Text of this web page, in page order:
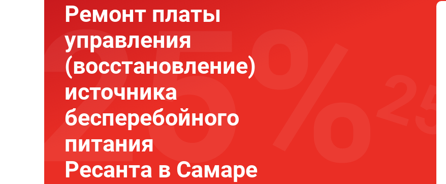
Ремонт платы
управления
(восстановление)
источника
бесперебойного
питания
Ресанта в Самаре